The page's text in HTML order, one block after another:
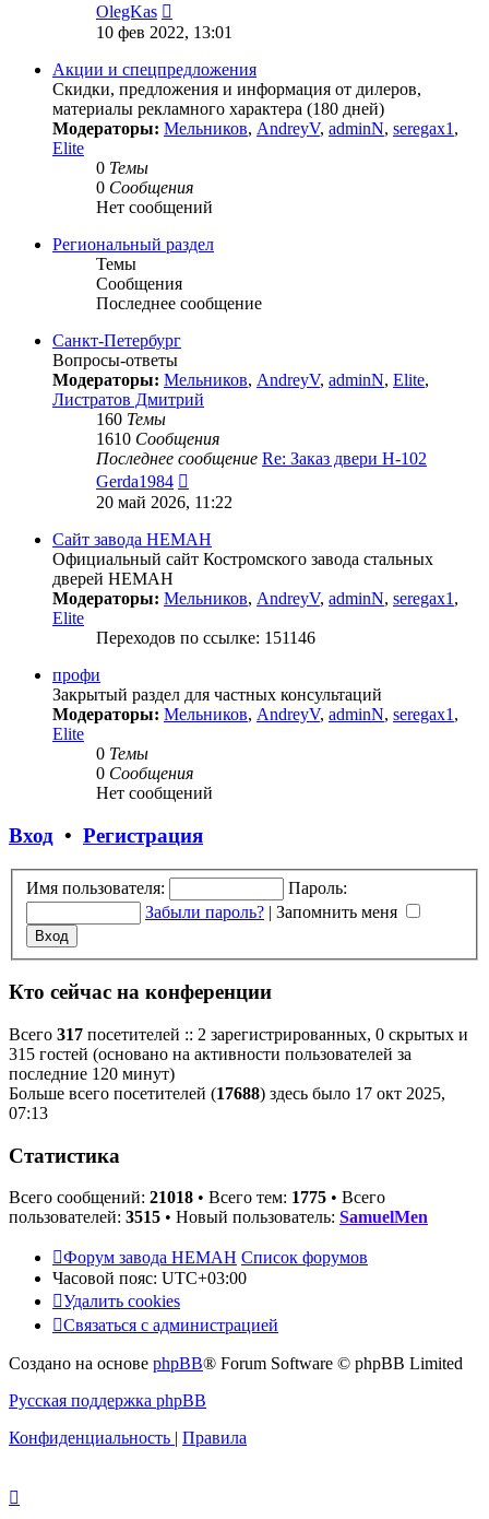
OlegKas
к
сообщению
10 фев 2022, 13:01
Акции и спецпредложения
Скидки, предложения и информация от дилеров,
материалы рекламного характера (180 дней)
Модераторы: Мельников, AndreyV, adminN, seregax1,
Elite
0 Темы
0 Сообщения
Нет сообщений
Региональный раздел
Темы
Сообщения
Последнее сообщение
Санкт-Петербург
Вопросы-ответы
Модераторы: Мельников, AndreyV, adminN, Elite,
Листратов Дмитрий
160 Темы
1610 Сообщения
Последнее сообщение Re: Заказ двери Н-102
Gerda1984
к
сообщению
20 май 2026, 11:22
Сайт завода НЕМАН
Официальный сайт Костромского завода стальных
дверей НЕМАН
Модераторы: Мельников, AndreyV, adminN, seregax1,
Elite
Переходов по ссылке: 151146
профи
Закрытый раздел для частных консультаций
Модераторы: Мельников, AndreyV, adminN, seregax1,
Elite
0 Темы
0 Сообщения
Нет сообщений
Вход • Регистрация
Имя пользователя:
Пароль:
Забыли пароль? | Запомнить меня
Кто сейчас на конференции
Всего 317 посетителей :: 2 зарегистрированных, 0 скрытых и
315 гостей (основано на активности пользователей за
последние 120 минут)
Больше всего посетителей (17688) здесь было 17 окт 2025,
07:13
Статистика
Всего сообщений: 21018 • Всего тем: 1775 • Всего
пользователей: 3515 • Новый пользователь: SamuelMen
Форум завода НЕМАН Список форумов
Часовой пояс: UTC+03:00
Удалить cookies
Связаться с администрацией
Создано на основе phpBB® Forum Software © phpBB Limited
Русская поддержка phpBB
Конфиденциальность | Правила